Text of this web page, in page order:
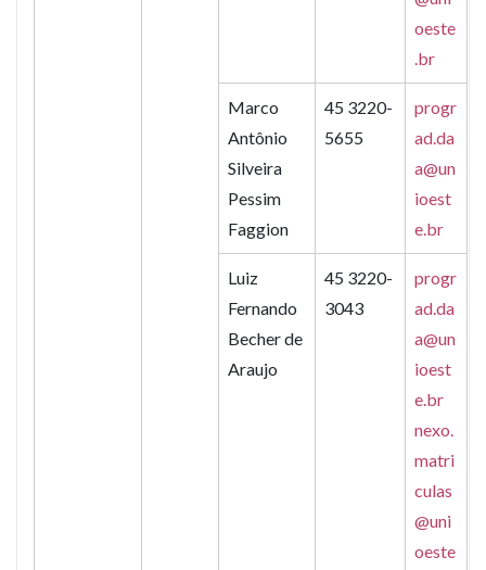
oeste
.br
Marco
Antônio
Silveira
Pessim
Faggion
45 3220-
5655
progr
ad.da
a@un
ioest
e.br
Luiz
Fernando
Becher de
Araujo
45 3220-
3043
progr
ad.da
a@un
ioest
e.br
nexo.
matri
culas
@uni
oeste